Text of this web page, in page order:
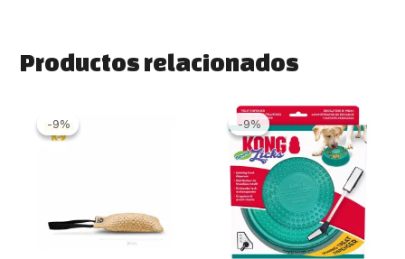
Productos relacionados
-9%
-9%
producto
múltiples
variantes.
-9%
-9%
El
precio
original
era:
21.99 €.
El
precio
actual
es:
19.99 €.